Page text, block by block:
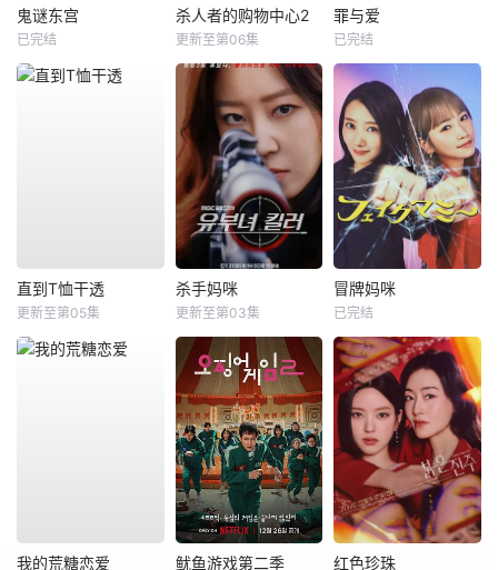
鬼谜东宫
已完结
杀人者的购物中心2
更新至第06集
罪与爱
已完结
直到T恤干透
更新至第05集
杀手妈咪
更新至第03集
冒牌妈咪
已完结
我的荒糖恋爱 鱿鱼游戏第二季 红色珍珠